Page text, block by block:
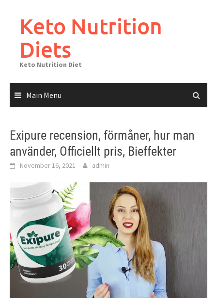
contentKeto Nutrition
Diets
Keto Nutrition Diet
Main Menu
Exipure recension, förmåner, hur man
använder, Officiellt pris, Bieffekter
November 16, 2021 admin